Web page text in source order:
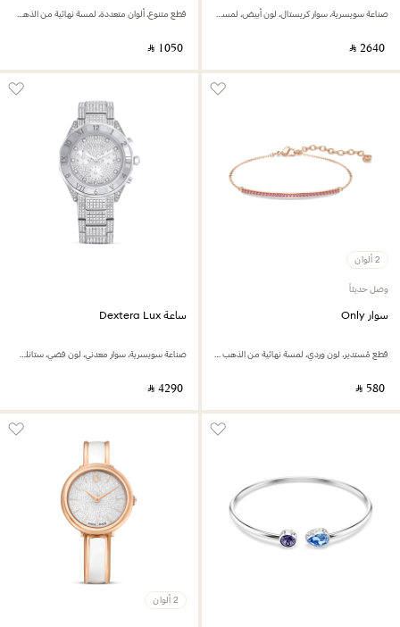
صناعة سويسرية، سوار كريستال، لون أبيض، لمسة نهائية بلون ذهبي شامبين
‎ ⃁ ⁦2640⁩ ‎
قطع متنوع، ألوان متعددة، لمسة نهائية من الذهب عيار 18 قيراط
‎ ⃁ ⁦1050⁩ ‎
2 ألوان
وصل حديثاً
سوار Only
قطع مُستدير، لون وردي، لمسة نهائية من الذهب الوردي عيار 18 قيراط
‎ ⃁ ⁦580⁩ ‎
ساعة Dextera Lux
صناعة سويسرية، سوار معدني، لون فضي، ستانلس ستيل
‎ ⃁ ⁦4290⁩ ‎
2 ألوان